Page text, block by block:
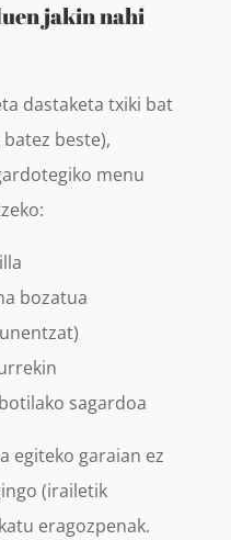
jakin nahi
dastaketa txiki bat
beste),
menu
bozatua
sagardoa
egiteko garaian ez
(irailetik
eragozpenak.